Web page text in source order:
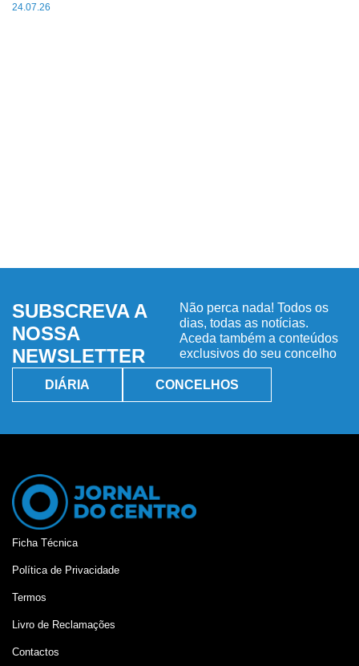
24.07.26
SUBSCREVA A
NOSSA
NEWSLETTER
Não perca nada! Todos os
dias, todas as notícias.
Aceda também a conteúdos
exclusivos do seu concelho
DIÁRIA CONCELHOS
Ficha Técnica
Política de Privacidade
Termos
Livro de Reclamações
Contactos